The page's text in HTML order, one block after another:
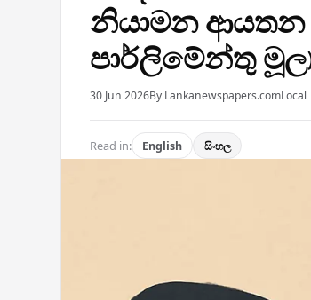
නියාමන ආයතන
පාර්ලිමේන්තු
30 Jun 2026By Lankanewspapers.comLocal
Read in: English සිංහල